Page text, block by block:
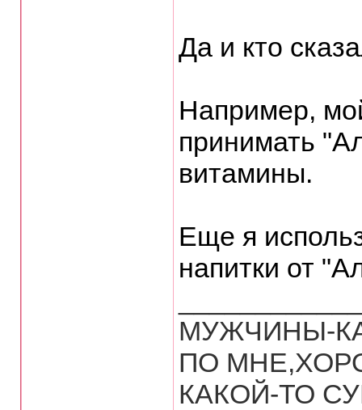
Да и кто
Например,
принимать
витамины.
Еще я
напитки от
МУЖЧИНЫ-
ПО
КАКОЙ-ТО